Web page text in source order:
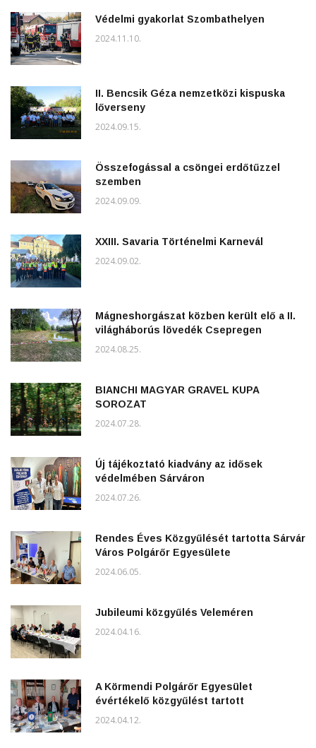
Védelmi gyakorlat Szombathelyen
2024.11.10.
II. Bencsik Géza nemzetközi kispuska
lőverseny
2024.09.15.
Összefogással a csöngei erdőtűzzel
szemben
2024.09.09.
XXIII. Savaria Történelmi Karnevál
2024.09.02.
Mágneshorgászat közben került elő a II.
világháborús lövedék Csepregen
2024.08.25.
BIANCHI MAGYAR GRAVEL KUPA
SOROZAT
2024.07.28.
Új tájékoztató kiadvány az idősek
védelmében Sárváron
2024.07.26.
Rendes Éves Közgyűlését tartotta Sárvár
Város Polgárőr Egyesülete
2024.06.05.
Jubileumi közgyűlés Veleméren
2024.04.16.
A Körmendi Polgárőr Egyesület
évértékelő közgyűlést tartott
2024.04.12.